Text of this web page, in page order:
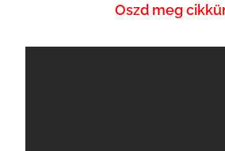
Oszd meg